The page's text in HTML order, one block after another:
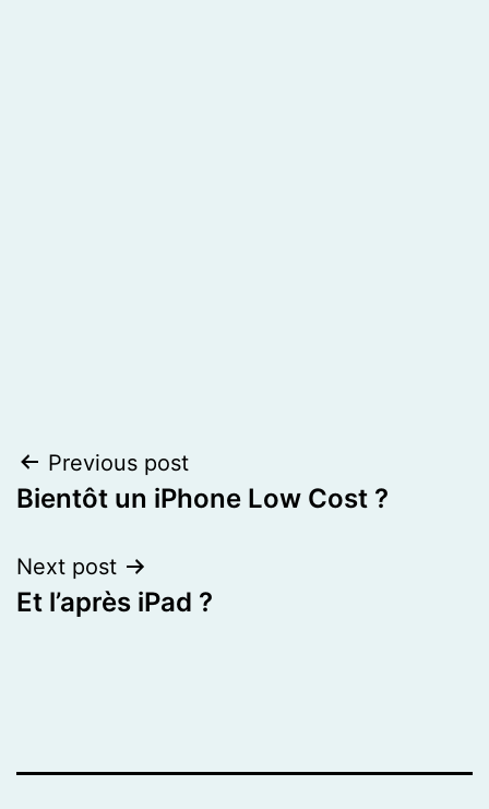
Post
navigation
Previous post
Bientôt un iPhone Low Cost ?
Next post
Et l’après iPad ?